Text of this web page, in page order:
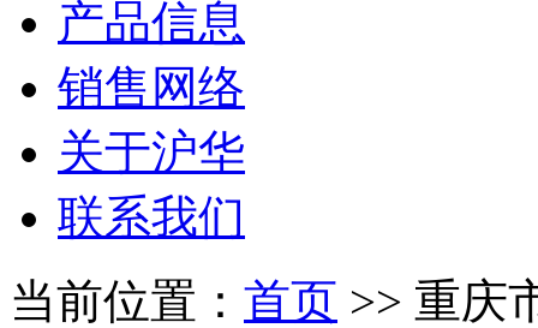
产品信息
销售网络
关于沪华
联系我们
当前位置： 首页 >> 重庆